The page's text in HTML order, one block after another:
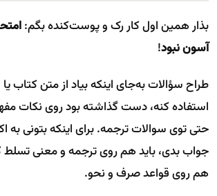
بذار همین اول کار رک و پوست‌کنده بگم:
آسون نبود!
طراح سؤالات به‌جای اینکه بیاد از متن کتاب
استفاده کنه، دست گذاشته بود روی نکات
حتی توی سوالات ترجمه. برای اینکه بتونی به
جواب بدی، باید هم روی ترجمه و معنی تسلط
هم روی قواعد صرف و نحو.